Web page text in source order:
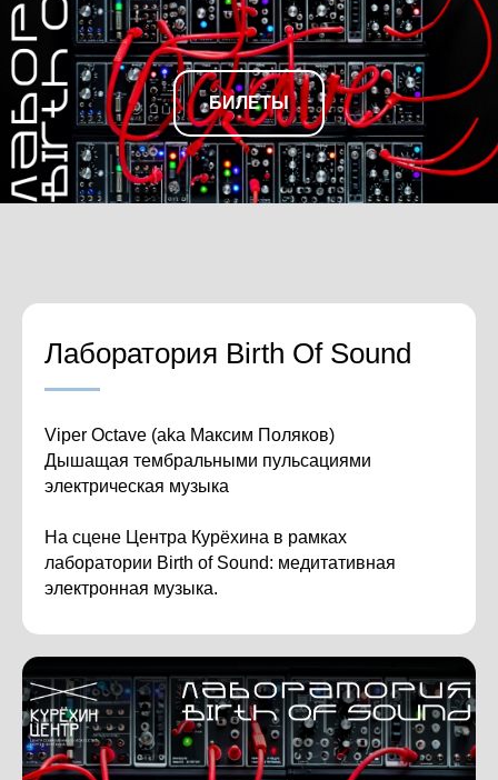
БИЛЕТЫ
Лаборатория Birth Of Sound
Viper Octave (aka Максим Поляков)
Дышащая тембральными пульсациями
электрическая музыка
На сцене Центра Курёхина в рамках
лаборатории Birth of Sound: медитативная
электронная музыка.